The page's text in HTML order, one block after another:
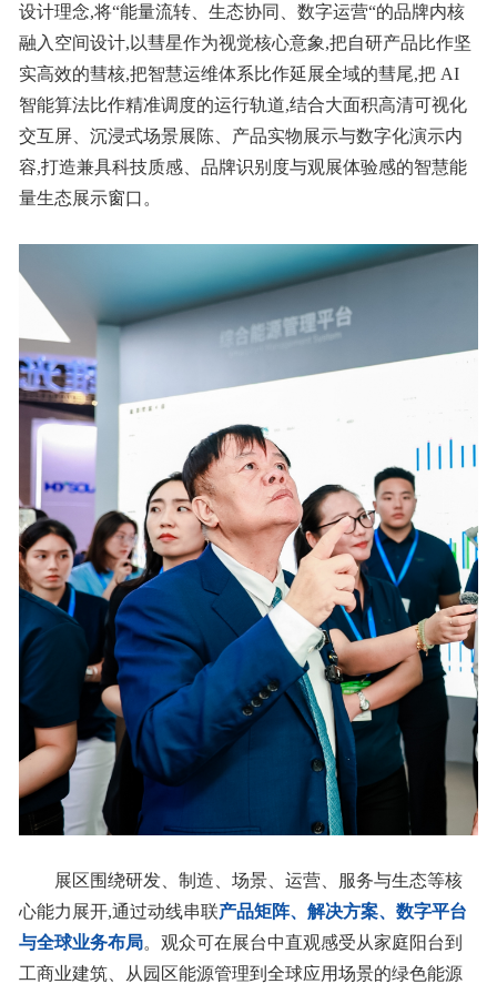
设计理念,将“能量流转、生态协同、数字运营“的品牌内核
融入空间设计,以彗星作为视觉核心意象,把自研产品比作坚
实高效的彗核,把智慧运维体系比作延展全域的彗尾,把 AI
智能算法比作精准调度的运行轨道,结合大面积高清可视化
交互屏、沉浸式场景展陈、产品实物展示与数字化演示内
容,打造兼具科技质感、品牌识别度与观展体验感的智慧能
量生态展示窗口。
展区围绕研发、制造、场景、运营、服务与生态等核
心能力展开,通过动线串联产品矩阵、解决方案、数字平台
与全球业务布局。观众可在展台中直观感受从家庭阳台到
工商业建筑、从园区能源管理到全球应用场景的绿色能源